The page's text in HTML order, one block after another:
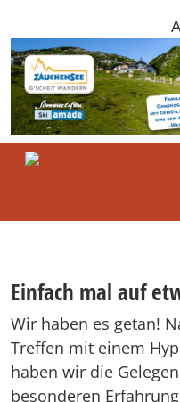
Einfach mal auf
Wir haben es getan!
Treffen mit einem
haben wir die
besonderen